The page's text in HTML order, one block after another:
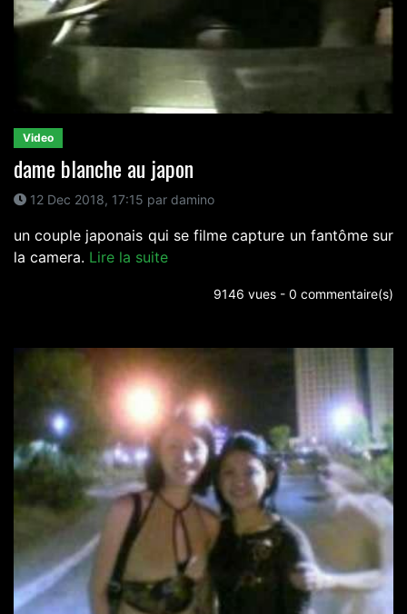
Video
dame blanche au japon
12 Dec 2018, 17:15 par damino
un couple japonais qui se filme capture un fantôme sur
la camera. Lire la suite
9146 vues - 0 commentaire(s)